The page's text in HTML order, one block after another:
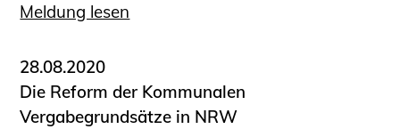
Meldung lesen
28.08.2020
Die Reform der Kommunalen
Vergabegrundsätze in NRW